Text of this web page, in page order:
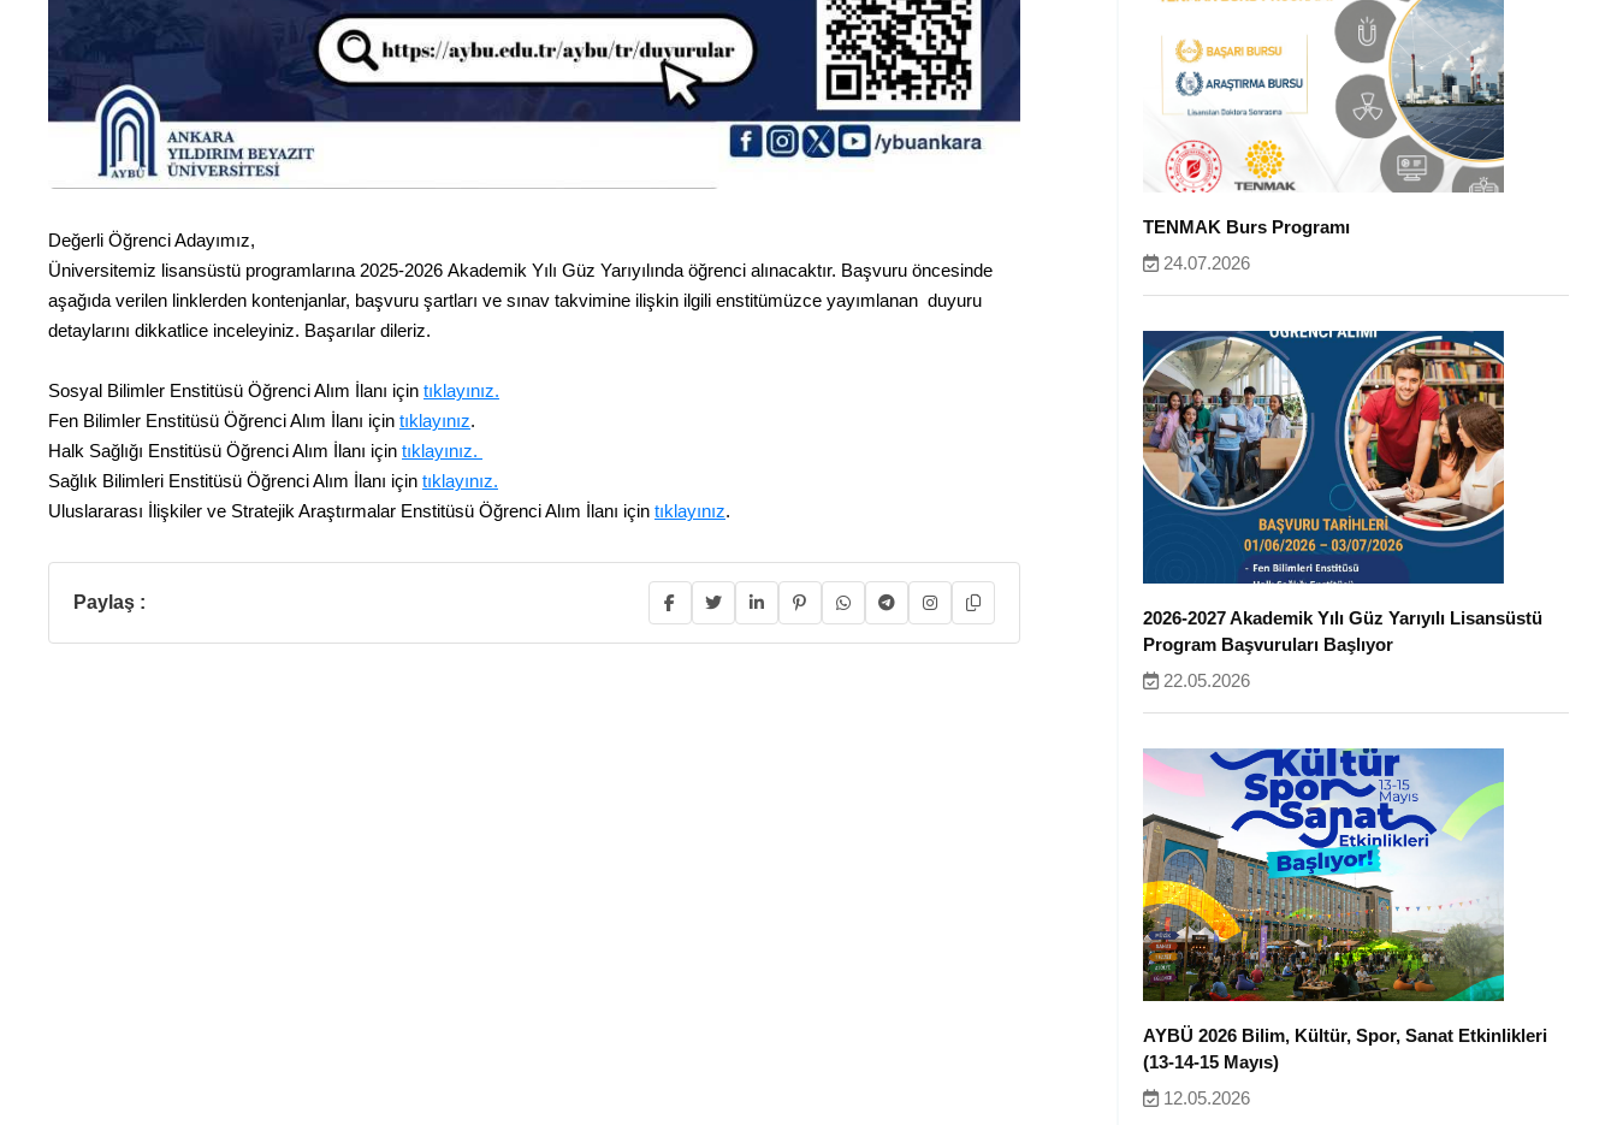
Değerli Öğrenci Adayımız,
Üniversitemiz lisansüstü programlarına 2025-2026 Akademik Yılı Güz Yarıyılında öğrenci alınacaktır. Başvuru öncesinde
aşağıda verilen linklerden kontenjanlar, başvuru şartları ve sınav takvimine ilişkin ilgili enstitümüzce yayımlanan duyuru
detaylarını dikkatlice inceleyiniz. Başarılar dileriz.
Sosyal Bilimler Enstitüsü Öğrenci Alım İlanı için tıklayınız.
Fen Bilimler Enstitüsü Öğrenci Alım İlanı için tıklayınız.
Halk Sağlığı Enstitüsü Öğrenci Alım İlanı için tıklayınız.
Sağlık Bilimleri Enstitüsü Öğrenci Alım İlanı için tıklayınız.
Uluslararası İlişkiler ve Stratejik Araştırmalar Enstitüsü Öğrenci Alım İlanı için tıklayınız.
Paylaş :
TENMAK Burs Programı
24.07.2026
2026-2027 Akademik Yılı Güz Yarıyılı Lisansüstü
Program Başvuruları Başlıyor
22.05.2026
AYBÜ 2026 Bilim, Kültür, Spor, Sanat Etkinlikleri
(13-14-15 Mayıs)
12.05.2026